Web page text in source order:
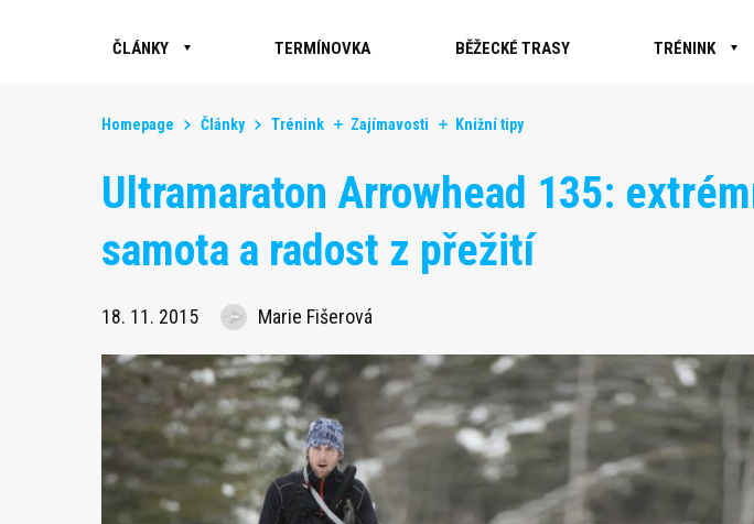
ČLÁNKY TERMÍNOVKA BĚŽECKÉ TRASY TRÉNINK
Homepage Články Trénink Zajímavosti Knižní tipy
Ultramaraton Arrowhead 135:
samota a radost z přežití
18. 11. 2015 Marie Fišerová